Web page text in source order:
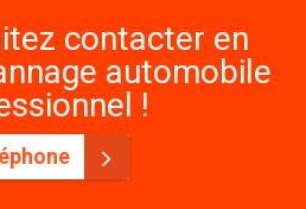
contacter en
automobile
!